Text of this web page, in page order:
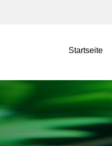
Startseite